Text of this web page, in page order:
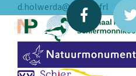
d.holwerda@fryslan.frl